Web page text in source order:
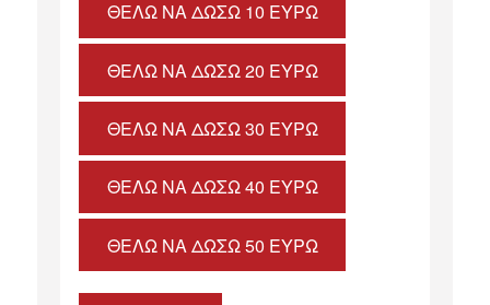
ΘΈΛΩ ΝΑ ΔΏΣΩ 10 ΕΥΡΏ
ΘΈΛΩ ΝΑ ΔΏΣΩ 20 ΕΥΡΏ
ΘΈΛΩ ΝΑ ΔΏΣΩ 30 ΕΥΡΏ
ΘΈΛΩ ΝΑ ΔΏΣΩ 40 ΕΥΡΏ
ΘΈΛΩ ΝΑ ΔΏΣΩ 50 ΕΥΡΏ